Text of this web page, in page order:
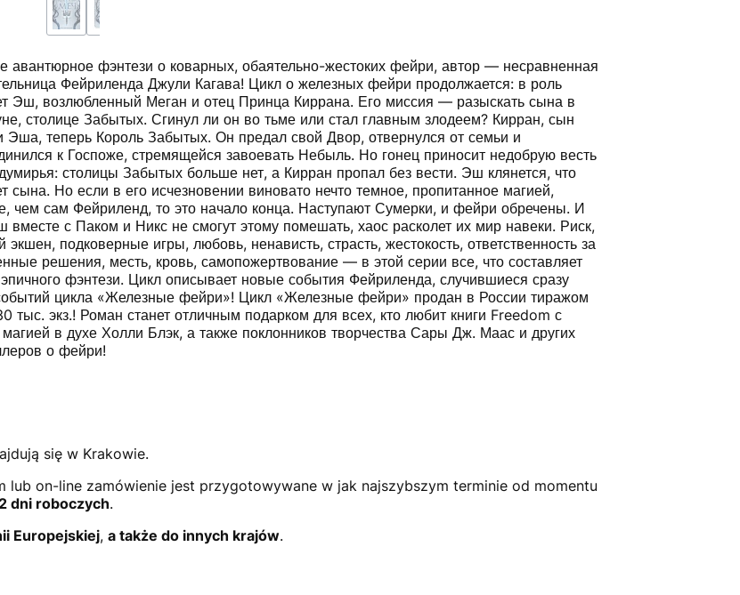
авантюрное фэнтези о коварных, обаятельно-жестоких фейри, автор — несравненная
Фейриленда Джули Кагава! Цикл о железных фейри продолжается: в роль
Эш, возлюбленный Меган и отец Принца Киррана. Его миссия — разыскать сына в
столице Забытых. Сгинул ли он во тьме или стал главным злодеем? Кирран, сын
Эша, теперь Король Забытых. Он предал свой Двор, отвернулся от семьи и
к Госпоже, стремящейся завоевать Небыль. Но гонец приносит недобрую весть
столицы Забытых больше нет, а Кирран пропал без вести. Эш клянется, что
сына. Но если в его исчезновении виновато нечто темное, пропитанное магией,
чем сам Фейриленд, то это начало конца. Наступают Сумерки, и фейри обречены. И
вместе с Паком и Никс не смогут этому помешать, хаос расколет их мир навеки. Риск,
подковерные игры, любовь, ненависть, страсть, жестокость, ответственность за
решения, месть, кровь, самопожертвование — в этой серии все, что составляет
фэнтези. Цикл описывает новые события Фейриленда, случившиеся сразу
цикла «Железные фейри»! Цикл «Железные фейри» продан в России тиражом
тыс. экз.! Роман станет отличным подарком для всех, кто любит книги Freedom с
в духе Холли Блэк, а также поклонников творчества Сары Дж. Маас и других
о фейри!
się w Krakowie.
lub on-line zamówienie jest przygotowywane w jak najszybszym terminie od momentu
dni roboczych.
Europejskiej, a także do innych krajów.